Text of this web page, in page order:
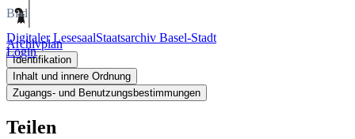
Digitaler LesesaalStaatsarchiv Basel-Stadt
Login
Bild
Archivplan
Identifikation
Inhalt und innere Ordnung
Zugangs- und Benutzungsbestimmungen
Teilen